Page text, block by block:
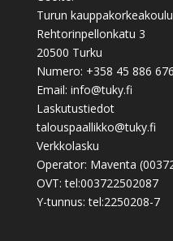
Turun kauppakorkeakoulu
Rehtorinpellonkatu 3
20500 Turku
Numero: +358 45 886
Email: info@tuky.fi
Laskutustiedot
talouspaallikko@tuky.fi
Verkkolasku
Operator: Maventa
OVT: tel:003722502087
Y-tunnus: tel:2250208-7